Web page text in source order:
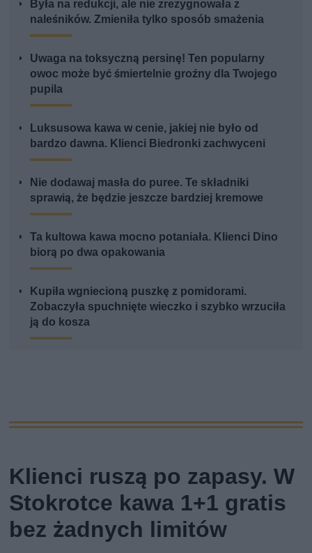
Była na redukcji, ale nie zrezygnowała z
naleśników. Zmieniła tylko sposób smażenia
Uwaga na toksyczną persinę! Ten popularny
owoc może być śmiertelnie groźny dla Twojego
pupila
Luksusowa kawa w cenie, jakiej nie było od
bardzo dawna. Klienci Biedronki zachwyceni
Nie dodawaj masła do puree. Te składniki
sprawią, że będzie jeszcze bardziej kremowe
Ta kultowa kawa mocno potaniała. Klienci Dino
biorą po dwa opakowania
Kupiła wgniecioną puszkę z pomidorami.
Zobaczyła spuchnięte wieczko i szybko wrzuciła
ją do kosza
Klienci ruszą po zapasy. W
Stokrotce kawa 1+1 gratis
bez żadnych limitów